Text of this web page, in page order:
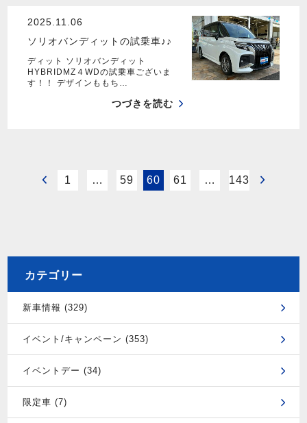
2025.11.06
ソリオバンディットの試乗車♪♪
ディット ソリオバンディット
HYBRIDMZ４WDの試乗車ございま
す！！ デザインももち…
つづきを読む
1 … 59 60 61 … 143
カテゴリー
新車情報 (329)
イベント/キャンペーン (353)
イベントデー (34)
限定車 (7)